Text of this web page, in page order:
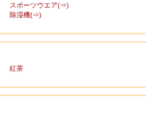
スポーツウエア(⇒)
除湿機(⇒)
紅茶